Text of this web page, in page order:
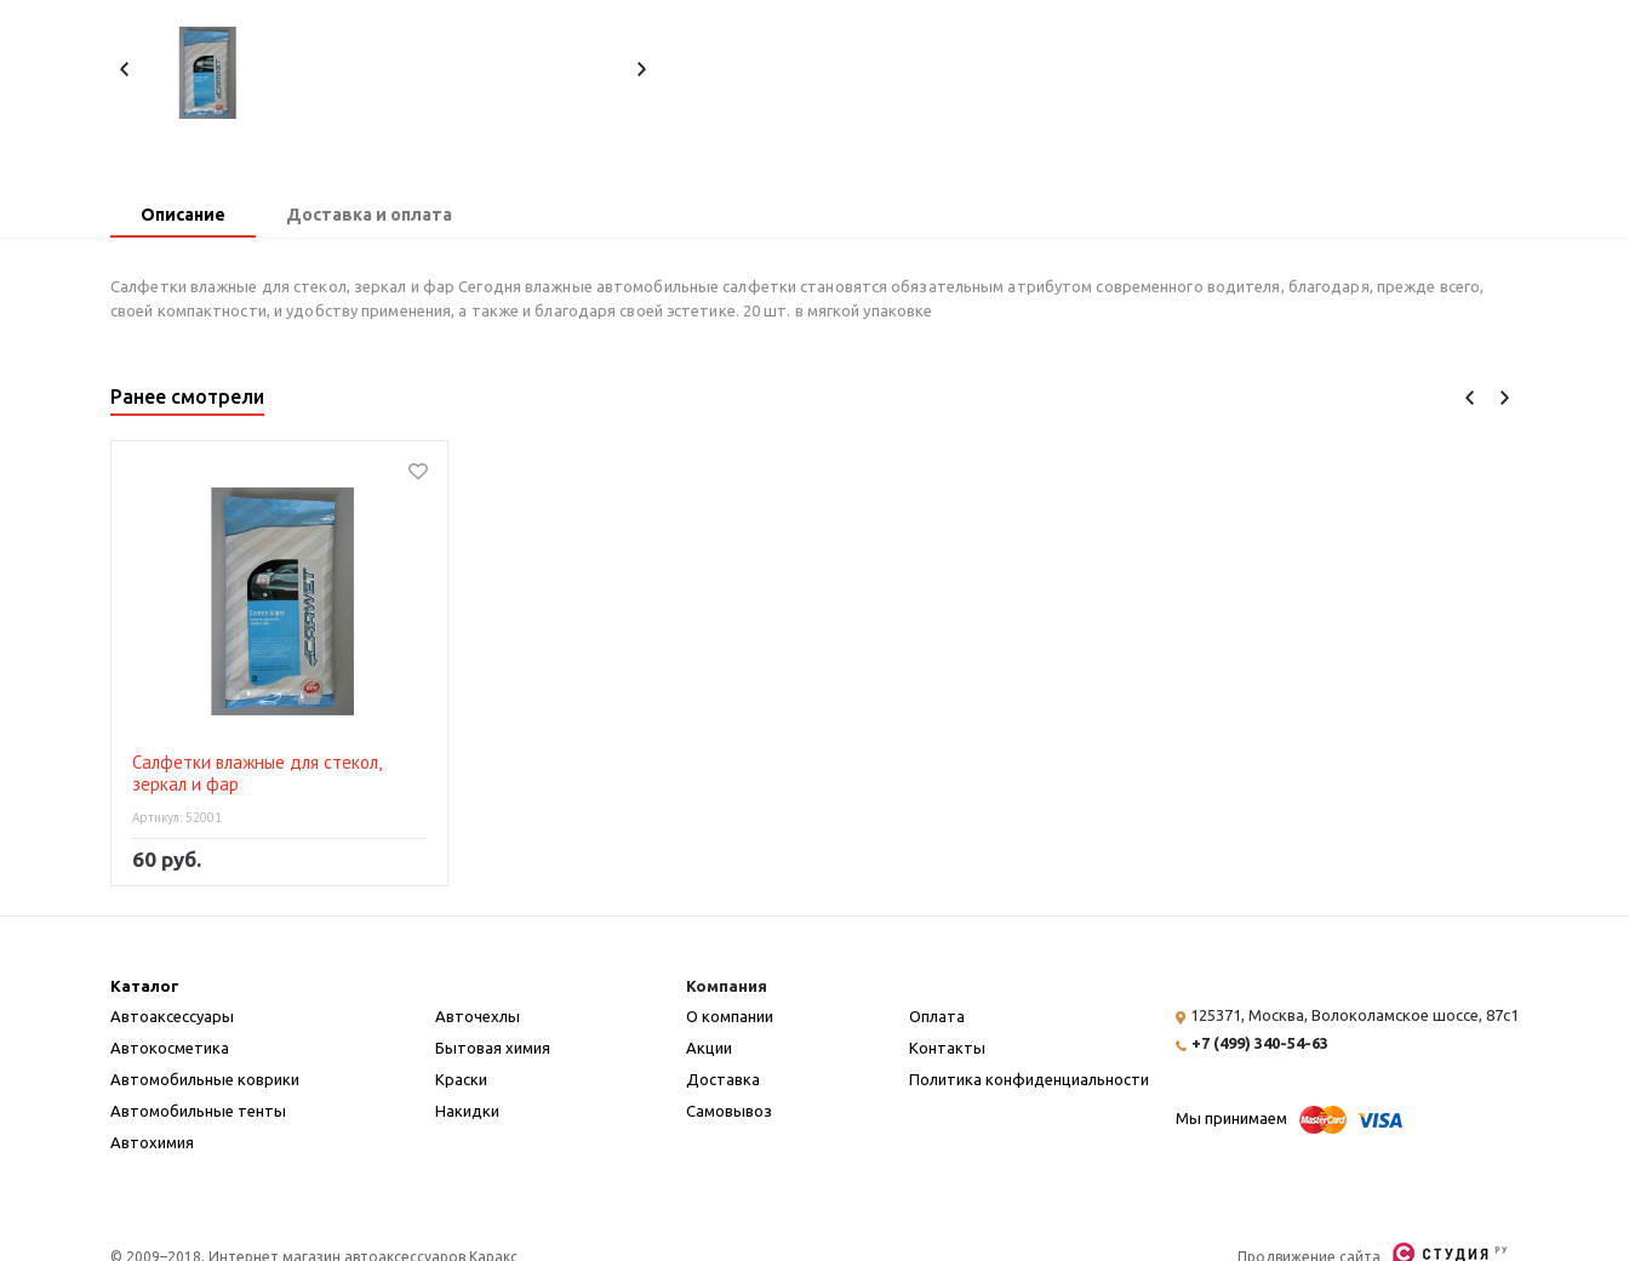
Описание Доставка и оплата
Салфетки влажные для стекол, зеркал и фар Сегодня влажные автомобильные салфетки становятся обязательным атрибутом современного водителя, благодаря, прежде всего,
своей компактности, и удобству применения, а также и благодаря своей эстетике. 20 шт. в мягкой упаковке
Ранее смотрели
Салфетки влажные для стекол,
зеркал и фар
Артикул: 52001
60 руб.
Каталог
Автоаксессуары
Автокосметика
Автомобильные коврики
Автомобильные тенты
Автохимия
Авточехлы
Бытовая химия
Краски
Накидки
Компания
О компании
Акции
Доставка
Самовывоз
Оплата
Контакты
Политика конфиденциальности
125371, Москва, Волоколамское шоссе, 87с1
+7 (499) 340-54-63
Мы принимаем
© 2009–2018, Интернет магазин автоаксессуаров Каракс Продвижение сайта